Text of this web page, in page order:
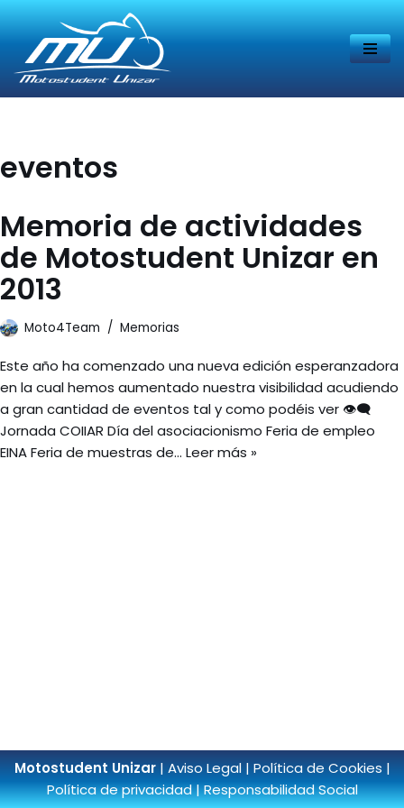
Saltar
al
eventos
Memoria de actividades
de Motostudent Unizar en
2013
Moto4Team Memorias
Este año ha comenzado una nueva edición esperanzadora
en la cual hemos aumentado nuestra visibilidad acudiendo
a gran cantidad de eventos tal y como podéis ver 👁‍🗨
Jornada COIIAR Día del asociacionismo Feria de empleo
EINA Feria de muestras de… Leer más »
Motostudent Unizar|Aviso Legal|Política de Cookies|
Política de privacidad|Responsabilidad Social